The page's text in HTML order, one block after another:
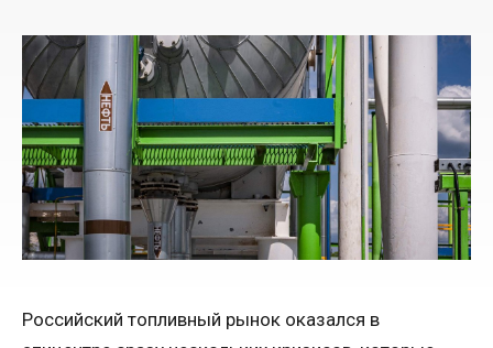
Российский топливный рынок оказался в